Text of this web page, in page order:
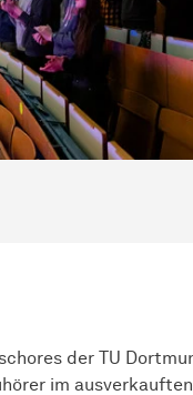
der TU
im